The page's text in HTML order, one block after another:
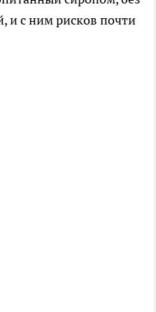
и с ним рисков почти